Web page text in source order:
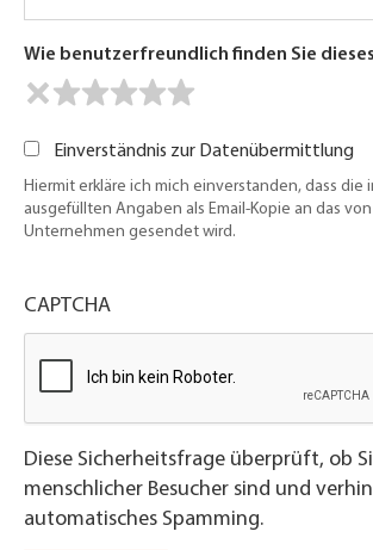
Wie benutzerfreundlich finden Sie
Einverständnis zur Datenübermittlung
Hiermit erkläre ich mich einverstanden, dass die
ausgefüllten Angaben als Email-Kopie an das
Unternehmen gesendet wird.
CAPTCHA
Diese Sicherheitsfrage überprüft, ob
menschlicher Besucher sind und
automatisches Spamming.